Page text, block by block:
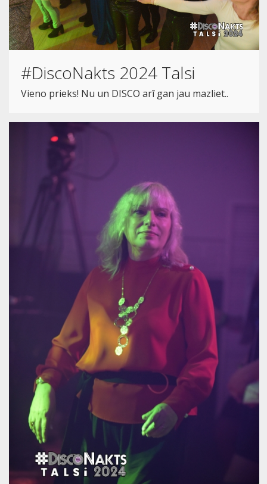
#DiscoNakts 2024 Talsi
Vieno prieks! Nu un DISCO arī gan jau mazliet..